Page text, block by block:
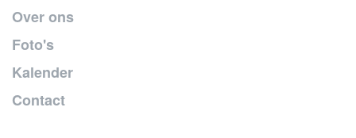
Over ons
Foto's
Kalender
Contact